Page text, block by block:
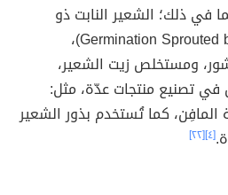
في ذلك؛ الشعير النابت ذو
البراعم (بالإنجليزية: Germination Sprouted barley)،
ومستخلص زيت الشعير،
تصنيع منتجات عدّة، مثل:
المافِن، كما تُستخدم بذور الشعير
[٤] [٢٢]